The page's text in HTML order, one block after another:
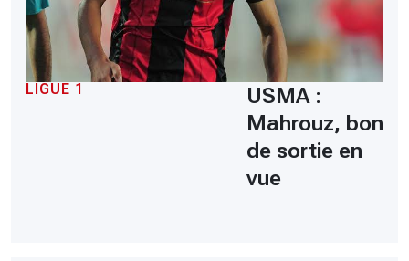
LIGUE 1
USMA :
Mahrouz, bon
de sortie en
vue